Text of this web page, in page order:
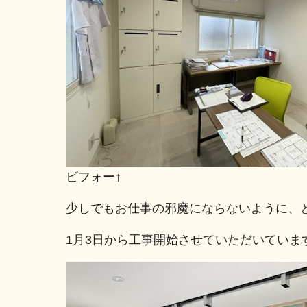
ビフォー↑
少しでもお仕事の邪魔にならないように、
1月3日から工事開始させていただいていま